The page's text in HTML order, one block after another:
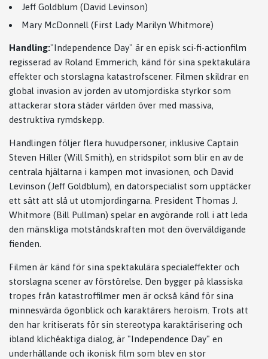
Jeff Goldblum (David Levinson)
Mary McDonnell (First Lady Marilyn Whitmore)
Handling:"Independence Day" är en episk sci-fi-actionfilm
regisserad av Roland Emmerich, känd för sina spektakulära
effekter och storslagna katastrofscener. Filmen skildrar en
global invasion av jorden av utomjordiska styrkor som
attackerar stora städer världen över med massiva,
destruktiva rymdskepp.
Handlingen följer flera huvudpersoner, inklusive Captain
Steven Hiller (Will Smith), en stridspilot som blir en av de
centrala hjältarna i kampen mot invasionen, och David
Levinson (Jeff Goldblum), en datorspecialist som upptäcker
ett sätt att slå ut utomjordingarna. President Thomas J.
Whitmore (Bill Pullman) spelar en avgörande roll i att leda
den mänskliga motståndskraften mot den överväldigande
fienden.
Filmen är känd för sina spektakulära specialeffekter och
storslagna scener av förstörelse. Den bygger på klassiska
tropes från katastroffilmer men är också känd för sina
minnesvärda ögonblick och karaktärers heroism. Trots att
den har kritiserats för sin stereotypa karaktärisering och
ibland klichéaktiga dialog, är "Independence Day" en
underhållande och ikonisk film som blev en stor